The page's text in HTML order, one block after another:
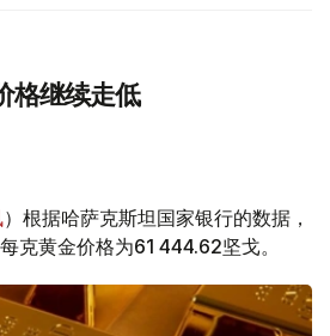
格继续走低
）根据哈萨克斯坦国家银行的数据，
克黄金价格为61 444.62坚戈。